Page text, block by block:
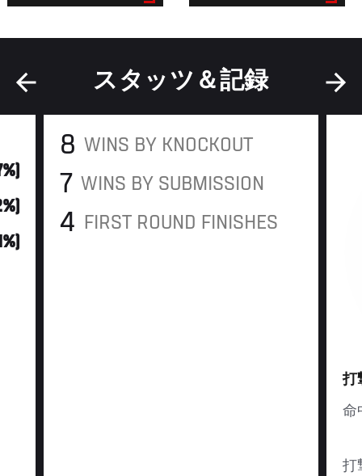
スタッツ＆記録
8 WINS BY KNOCKOUT
7 WINS BY SUBMISSION
4 FIRST ROUND FINISHES
打
命
打